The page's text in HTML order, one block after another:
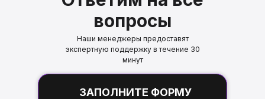
Наши менеджеры предоставят
экспертную поддержку в течение 30
минут
вопросы
ЗАПОЛНИТЕ ФОРМУ